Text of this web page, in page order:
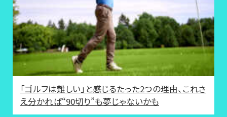
「ゴルフは難しい」と感じるたった2つの理由、これさ
え分かれば“90切り”も夢じゃないかも